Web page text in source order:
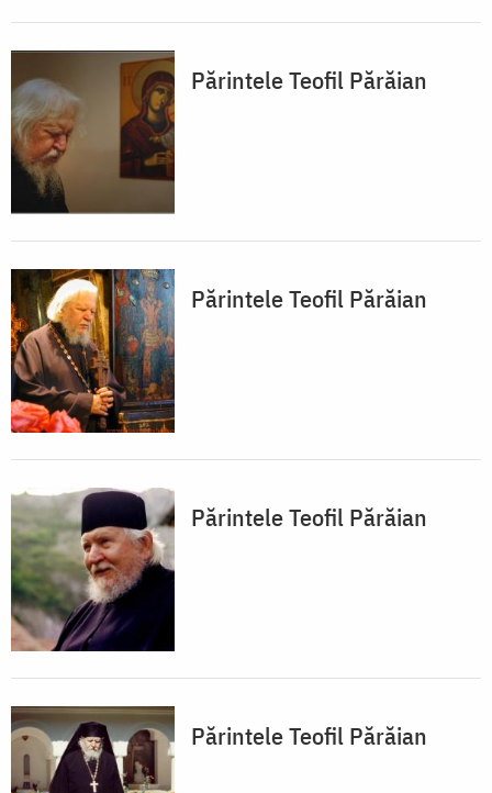
Părintele Teofil Părăian
Părintele Teofil Părăian
Părintele Teofil Părăian
Părintele Teofil Părăian